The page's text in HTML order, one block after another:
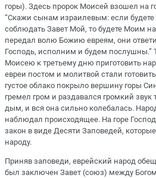
горы). Здесь пророк Моисей взошел на
“Скажи сынам израилевым: если будете
соблюдать Завет Мой, то будете Моим
передал волю Божию евреям, они
Господь, исполним и будем послушны.”
Моисею к третьему дню приготовить
евреи постом и молитвой стали
густое облако покрыло вершину горы
гремел гром и раздавался громкий звук
дым, и вся она сильно колебалась.
наблюдал происходящее. На горе
закон в виде Десяти Заповедей,
народу.
Приняв заповеди, еврейский народ
был заключен Завет (союз) между